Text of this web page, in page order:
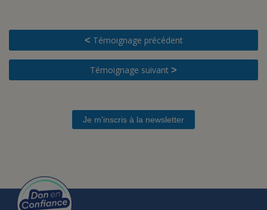
< Témoignage précédent
Témoignage suivant >
Je m'inscris à la newsletter